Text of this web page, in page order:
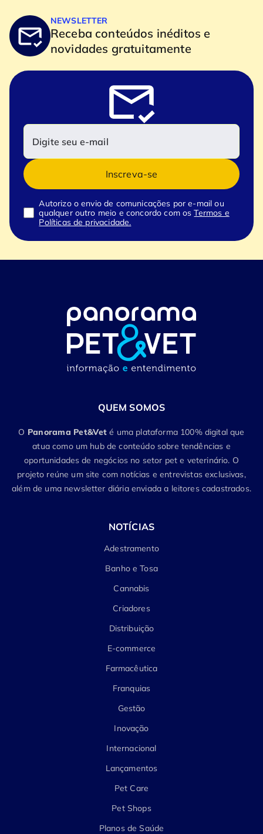
NEWSLETTER
Receba conteúdos inéditos e
novidades gratuitamente
Inscreva-se
Autorizo o envio de comunicações por e-mail ou
qualquer outro meio e concordo com osTermos e
Políticas de privacidade.
QUEM SOMOS
O Panorama Pet&Vet é uma plataforma 100% digital que
atua como um hub de conteúdo sobre tendências e
oportunidades de negócios no setor pet e veterinário. O
projeto reúne um site com notícias e entrevistas exclusivas,
além de uma newsletter diária enviada a leitores cadastrados.
NOTÍCIAS
Adestramento
Banho e Tosa
Cannabis
Criadores
Distribuição
E-commerce
Farmacêutica
Franquias
Gestão
Inovação
Internacional
Lançamentos
Pet Care
Pet Shops
Planos de Saúde